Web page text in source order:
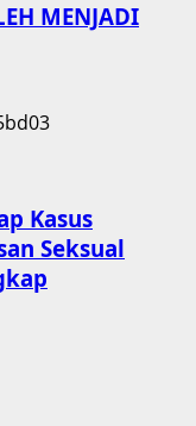
MENJADI
Kasus
Seksual